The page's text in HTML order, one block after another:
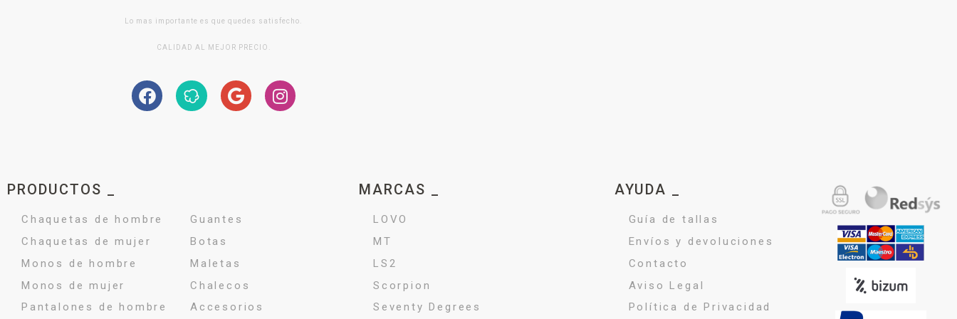
Lo mas importante es que quedes satisfecho.
CALIDAD AL MEJOR PRECIO.
PRODUCTOS _
Chaquetas de hombre
Chaquetas de mujer
Monos de hombre
Monos de mujer
Pantalones de hombre
Guantes
Botas
Maletas
Chalecos
Accesorios
MARCAS _
LOVO
MT
LS2
Scorpion
Seventy Degrees
AYUDA _
Guía de tallas
Envíos y devoluciones
Contacto
Aviso Legal
Política de Privacidad